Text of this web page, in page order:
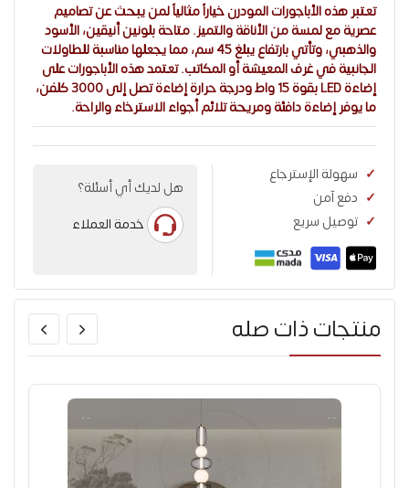
تعتبر هذه الأباجورات المودرن خياراً مثالياً لمن يبحث عن تصاميم
عصرية مع لمسة من الأناقة والتميز. متاحة بلونين أنيقين، الأسود
والذهبي، وتأتي بارتفاع يبلغ 45 سم، مما يجعلها مناسبة للطاولات
الجانبية في غرف المعيشة أو المكاتب. تعتمد هذه الأباجورات على
إضاءة LED بقوة 15 واط ودرجة حرارة إضاءة تصل إلى 3000 كلفن،
ما يوفر إضاءة دافئة ومريحة تلائم أجواء الاسترخاء والراحة.
سهولة الإسترجاع
دفع آمن
توصيل سريع
هل لديك أي أسئلة؟
خدمة العملاء
منتجات ذات صله